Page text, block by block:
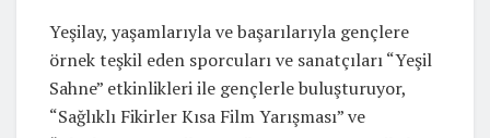
Yeşilay, yaşamlarıyla ve başarılarıyla gençlere
örnek teşkil eden sporcuları ve sanatçıları “Yeşil
Sahne” etkinlikleri ile gençlerle buluşturuyor,
“Sağlıklı Fikirler Kısa Film Yarışması” ve